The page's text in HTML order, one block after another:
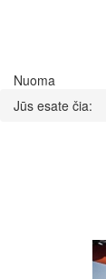
Nuoma
Jūs esate čia: